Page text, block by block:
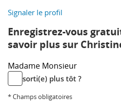
Signaler le profil
Enregistrez-vous
savoir plus sur
Madame Monsieur
sorti(e) plus tôt ?
* Champs obligatoires